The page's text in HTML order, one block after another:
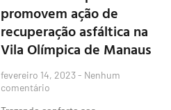
promovem ação de
recuperação asfáltica na
Vila Olímpica de Manaus
fevereiro 14, 2023 Nenhum
comentário